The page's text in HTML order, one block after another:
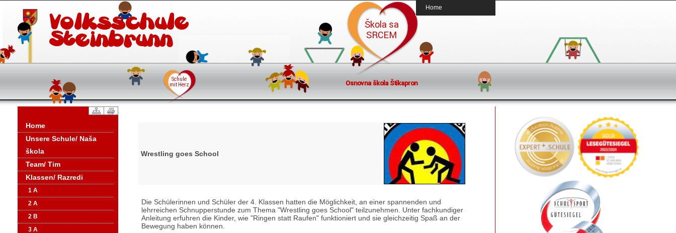
Home
Home
Unsere Schule/ Naša
škola
Team/ Tim
Klassen/ Razredi
1 A
2 A
2 B
3 A
Wrestling goes School
Die Schülerinnen und Schüler der 4. Klassen hatten die Möglichkeit, an einer spannenden und
lehrreichen Schnupperstunde zum Thema "Wrestling goes School" teilzunehmen. Unter fachkundiger
Anleitung erfuhren die Kinder, wie "Ringen statt Raufen" funktioniert und sie gleichzeitig Spaß an der
Bewegung haben können.